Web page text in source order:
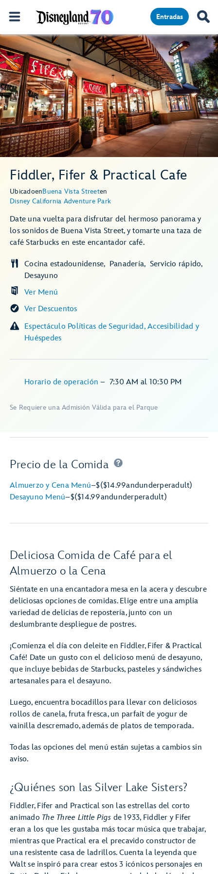
Entradas
Fiddler, Fifer & Practical Cafe
UbicadoenBuena Vista Streeten
Disney California Adventure Park
Date una vuelta para disfrutar del hermoso panorama y
los sonidos de Buena Vista Street, y tomarte una taza de
café Starbucks en este encantador café.
Ver Menú
Cocina estadounidense Panadería
Servicio rápido
Desayuno
Ver Descuentos
Espectáculo Políticas de Seguridad, Accesibilidad y
Huéspedes
Horario de operación– 7:30 AM al 10:30 PM
Se Requiere una Admisión Válida para el Parque
Precio de la Comida
Almuerzo y Cena Menú–$($14.99andunderperadult)
Desayuno Menú–$($14.99andunderperadult)
Deliciosa Comida de Café para el
Almuerzo o la Cena
Siéntate en una encantadora mesa en la acera y descubre
deliciosas opciones de comidas. Elige entre una amplia
variedad de delicias de repostería, junto con un
deslumbrante despliegue de postres.
¡Comienza el día con deleite en Fiddler, Fifer & Practical
Café! Date un gusto con el delicioso menú de desayuno,
que incluye bebidas de Starbucks, pasteles y sándwiches
artesanales para el desayuno.
Luego, encuentra bocadillos para llevar con deliciosos
rollos de canela, fruta fresca, un parfait de yogur de
vainilla descremado, además de platos de temporada.
Todas las opciones del menú están sujetas a cambios sin
aviso.
¿Quiénes son las Silver Lake Sisters?
Fiddler, Fifer and Practical son las estrellas del corto
animado The Three Little Pigs de 1933, Fiddler y Fifer
eran a los que les gustaba más tocar música que trabajar,
mientras que Practical era el precavido constructor de
una resistente casa de ladrillos. Cuenta la leyenda que
Walt se inspiró para crear estos 3 icónicos personajes en